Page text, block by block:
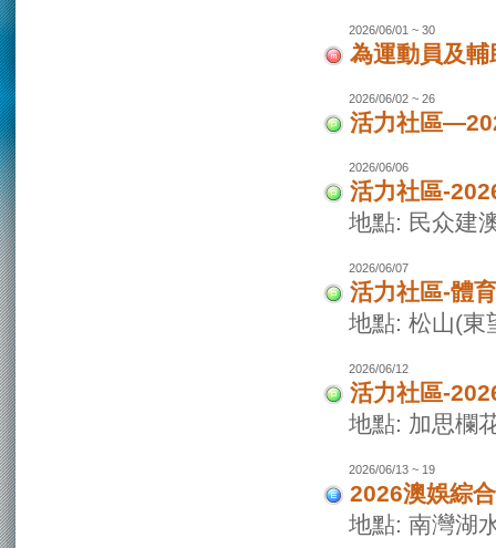
2026/06/01 ~ 30
為運動員及
2026/06/02 ~ 26
活力社區
2026/06/06
活力社區-
地點: 民众建
2026/06/07
活力社區-體
地點: 松山(東
2026/06/12
活力社區-
地點: 加思欄
2026/06/13 ~ 19
2026澳娛綜
地點: 南灣湖